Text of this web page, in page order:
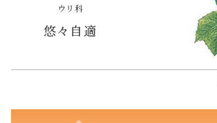
ウリ科
悠々自適